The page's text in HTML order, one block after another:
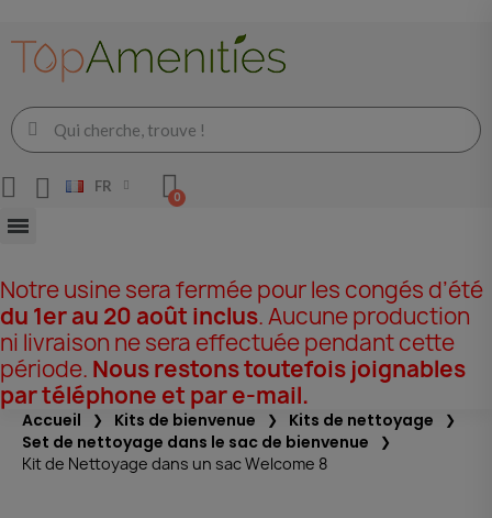
FR
Notre usine sera fermée pour les congés d’été
du 1er au 20 août inclus. Aucune production
ni livraison ne sera effectuée pendant cette
période. Nous restons toutefois joignables
par téléphone et par e-mail.
Accueil Kits de bienvenue
Kits de nettoyage
Set de nettoyage dans le sac de bienvenue
Kit de Nettoyage dans un sac Welcome 8